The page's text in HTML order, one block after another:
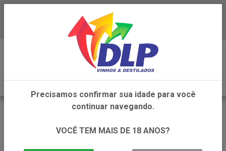
Baixe já o APP da DLP Vinhos
Precisamos confirmar sua idade para você
continuar navegando.
VOCÊ TEM MAIS DE 18 ANOS?